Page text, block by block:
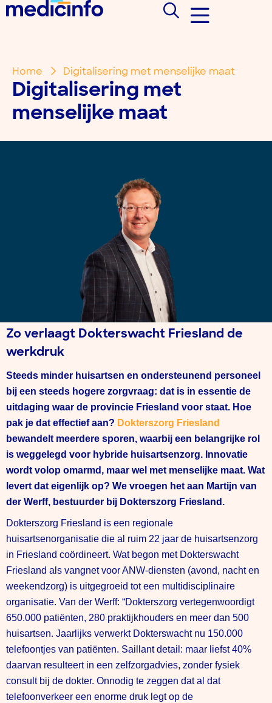
Home Digitalisering met menselijke maat
Digitalisering met
menselijke maat
Zo verlaagt Dokterswacht Friesland de
werkdruk
Steeds minder huisartsen en ondersteunend personeel
bij een steeds hogere zorgvraag: dat is in essentie de
uitdaging waar de provincie Friesland voor staat. Hoe
pak je dat effectief aan? Dokterszorg Friesland
bewandelt meerdere sporen, waarbij een belangrijke rol
is weggelegd voor hybride huisartsenzorg. Innovatie
wordt volop omarmd, maar wel met menselijke maat. Wat
levert dat eigenlijk op? We vroegen het aan Martijn van
der Werff, bestuurder bij Dokterszorg Friesland.
Dokterszorg Friesland is een regionale
huisartsenorganisatie die al ruim 22 jaar de huisartsenzorg
in Friesland coördineert. Wat begon met Dokterswacht
Friesland als vangnet voor ANW-diensten (avond, nacht en
weekendzorg) is uitgegroeid tot een multidisciplinaire
organisatie. Van der Werff: “Dokterszorg vertegenwoordigt
650.000 patiënten, 280 praktijkhouders en meer dan 500
huisartsen. Jaarlijks verwerkt Dokterswacht nu 150.000
telefoontjes van patiënten. Saillant detail: maar liefst 40%
daarvan resulteert in een zelfzorgadvies, zonder fysiek
consult bij de dokter. Onnodig te zeggen dat al dat
telefoonverkeer een enorme druk legt op de